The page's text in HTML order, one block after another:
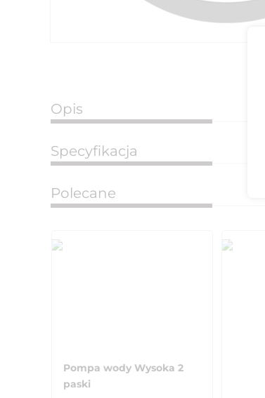
Opis
Specyfikacja
Polecane
Pompa wody Wysoka 2
paski